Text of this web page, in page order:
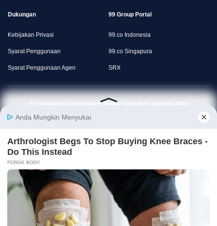
E-commerce dan Platform Online Terbaik BI Awards 2024
Download Aplikasi Rumah123
Dukungan
Kebijakan Privasi
Syarat Penggunaan
Syarat Penggunaan Agen
99 Group Portal
99.co Indonesia
99.co Singapura
SRX
© 99.co 2014 — 2026
Rumah123 (PT Web Marketing Indonesia) merupakan bagian dari 99 Group.